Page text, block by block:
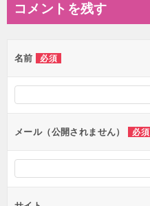
ビ
ー
シ
ョ
ン
コメントを残す
名前 必須
メール（公開されません） 必須